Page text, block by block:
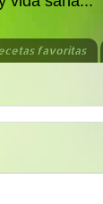
favoritas